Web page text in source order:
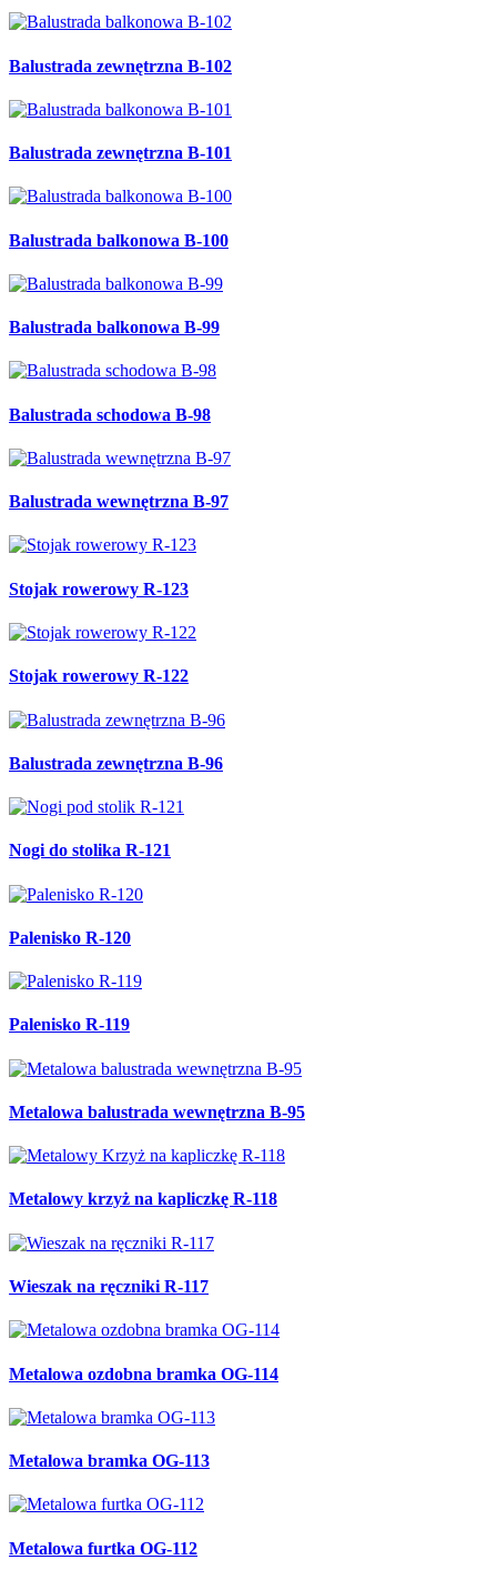
Balustrada zewnętrzna B-102
Balustrada zewnętrzna B-101
Balustrada balkonowa B-100
Balustrada balkonowa B-99
Balustrada schodowa B-98
Balustrada wewnętrzna B-97
Stojak rowerowy R-123
Stojak rowerowy R-122
Balustrada zewnętrzna B-96
Nogi do stolika R-121
Palenisko R-120
Palenisko R-119
Metalowa balustrada wewnętrzna B-95
Metalowy krzyż na kapliczkę R-118
Wieszak na ręczniki R-117
Metalowa ozdobna bramka OG-114
Metalowa bramka OG-113
Metalowa furtka OG-112